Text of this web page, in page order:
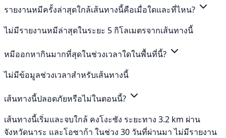
รายงานหมีครั้งล่าสุดใกล้เส้นทางนี้คือเมื่อใดและที่ไหน?
ไม่มีรายงานหมีล่าสุดในระยะ 5 กิโลเมตรจากเส้นทางนี้
หมีออกหากินมากที่สุดในช่วงเวลาใดในพื้นที่นี้?
ไม่มีข้อมูลช่วงเวลาสำหรับเส้นทางนี้
เส้นทางนี้ปลอดภัยหรือไม่ในตอนนี้?
เส้นทางนี้เริ่มและจบใกล้ คงโงะซัง ระยะทาง 3.2 km ผ่าน
จังหวัดนาระ และโอซาก้า ในช่วง 30 วันที่ผ่านมา ไม่มีรายงาน